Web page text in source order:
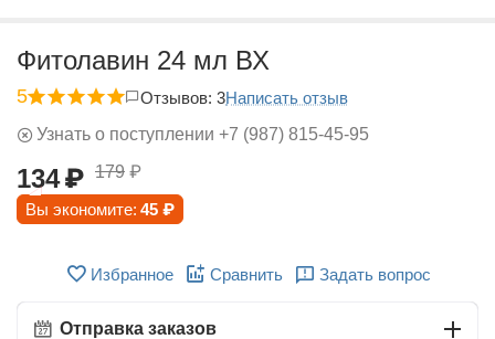
Фитолавин 24 мл ВХ
5 Отзывов: 3Написать отзыв
Узнать о поступлении +7 (987) 815-45-95
134₽ 179 ₽
Вы экономите: 45 ₽
Избранное Сравнить Задать вопрос
Отправка заказов